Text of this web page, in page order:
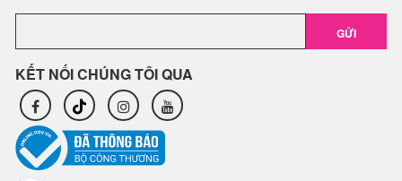
GỬI
KẾT NỐI CHÚNG TÔI QUA